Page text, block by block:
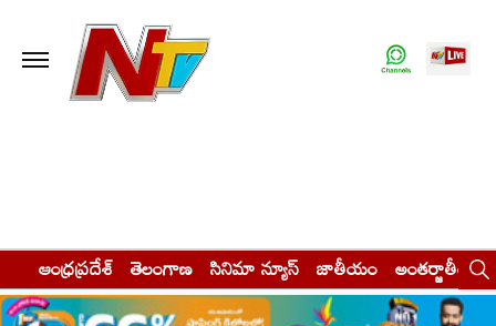
ఆంధ్రప్రదేశ్ తెలంగాణ సినిమా న్యూస్ జాతీయం అంతర్జాతీయం